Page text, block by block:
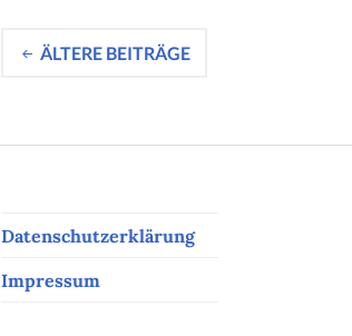
Beitragsnavigation
ÄLTERE BEITRÄGE
Datenschutzerklärung
Impressum